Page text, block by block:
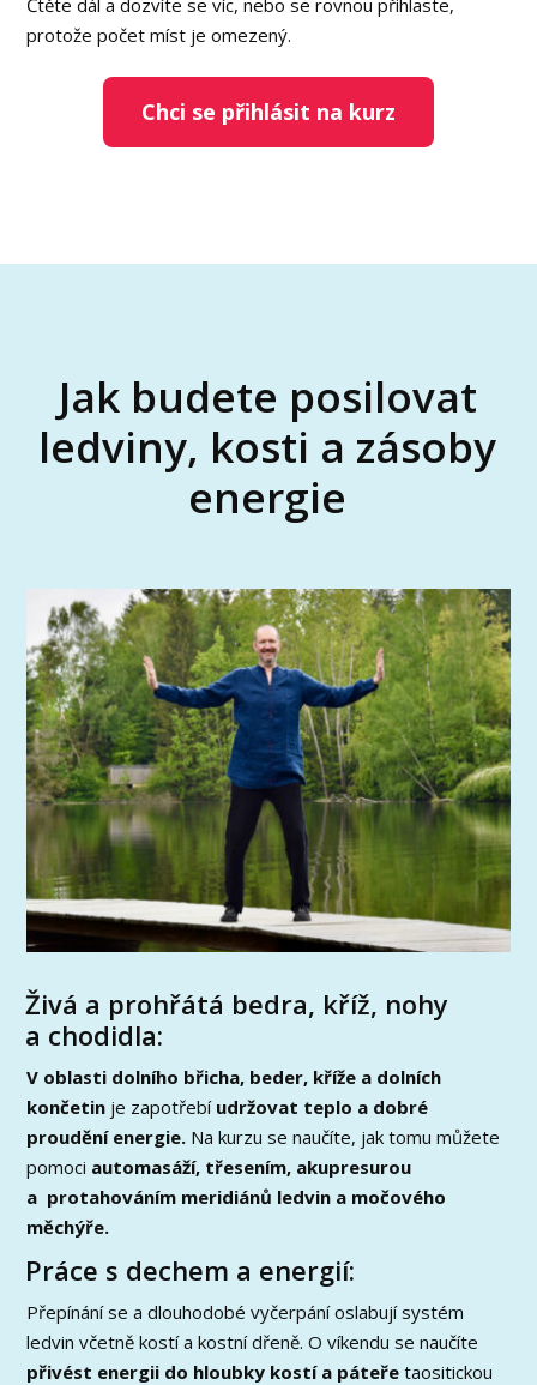
Čtěte dál a dozvíte se víc, nebo se rovnou přihlaste,
protože počet míst je omezený.
Chci se přihlásit na kurz
Jak budete posilovat
ledviny, kosti a zásoby
energie
Živá a prohřátá bedra, kříž, nohy
a chodidla:
V oblasti dolního břicha, beder, kříže a dolních
končetin je zapotřebí udržovat teplo a dobré
proudění energie. Na kurzu se naučíte, jak tomu můžete
pomoci automasáží, třesením, akupresurou
a protahováním meridiánů ledvin a močového
měchýře.
Práce s dechem a energií:
Přepínání se a dlouhodobé vyčerpání oslabují systém
ledvin včetně kostí a kostní dřeně. O víkendu se naučíte
přivést energii do hloubky kostí a páteře taositickou